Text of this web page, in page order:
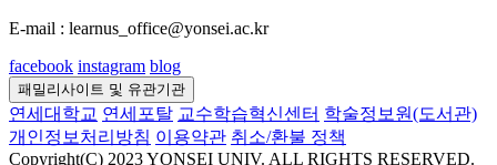
E-mail : learnus_office@yonsei.ac.kr
facebook instagram blog
패밀리사이트 및 유관기관
연세대학교 연세포탈 교수학습혁신센터 학술정보원(도서관)
개인정보처리방침 이용약관 취소/환불 정책
Copyright(C) 2023 YONSEI UNIV. ALL RIGHTS RESERVED.